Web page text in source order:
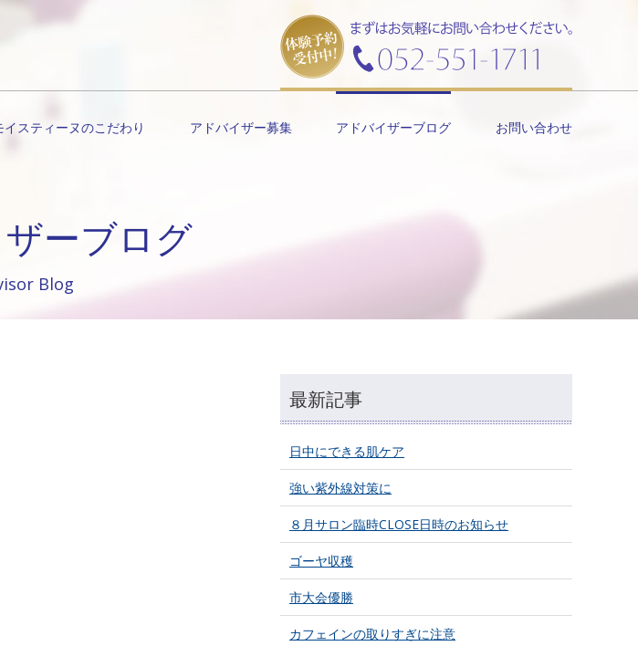
イスティーヌのこだわり アドバイザー募集 アドバイザーブログ お問い合わせ
ーブログ
Blog
最新記事
日中にできる肌ケア
強い紫外線対策に
８月サロン臨時CLOSE日時のお知らせ
ゴーヤ収穫
市大会優勝
カフェインの取りすぎに注意